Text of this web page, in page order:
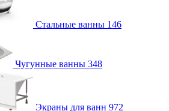
Стальные ванны 146
Чугунные ванны 348
Экраны для ванн 972